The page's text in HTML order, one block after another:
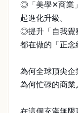
◎「美學✕商業
起進化升級。
◎提升「自我覺
都在做的「正念
為何全球頂尖企
為何忙碌的商業
在這個充滿無限